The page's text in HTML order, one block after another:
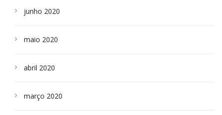
junho 2020
maio 2020
abril 2020
março 2020